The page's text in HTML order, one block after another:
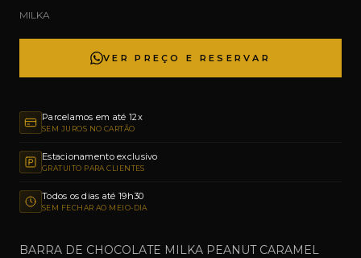
MILKA
VER PREÇO E RESERVAR
Parcelamos em até 12x
SEM JUROS NO CARTÃO
Estacionamento exclusivo
GRATUITO PARA CLIENTES
Todos os dias até 19h30
SEM FECHAR AO MEIO-DIA
BARRA DE CHOCOLATE MILKA PEANUT CARAMEL